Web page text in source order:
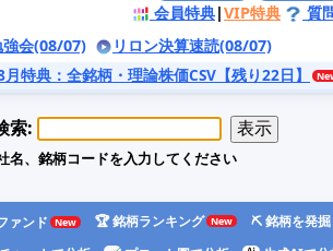
会員特典|VIP特典
質
強会(08/07)
リロン決算速読(08/07)
月特典 ：全銘柄・理論株価CSV【残り22日】
索:
名、銘柄コードを入力してください
ァンド 🏆 銘柄ランキング
⛏️ 銘柄を発掘